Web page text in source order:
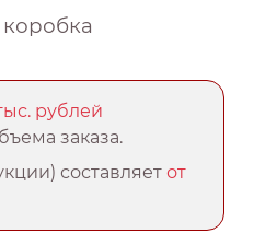
рублей
заказа.
составляетот